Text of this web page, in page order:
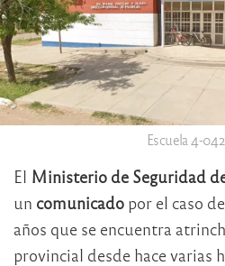
Escuela 4-
El Ministerio de Seguridad
un comunicado por el caso
años que se encuentra
provincial desde hace varias